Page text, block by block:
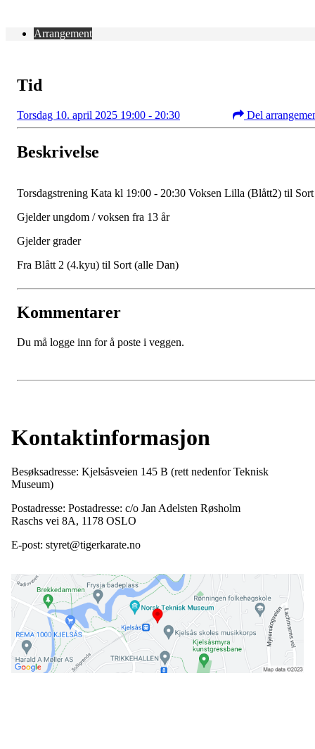
Arrangement
Tid
Torsdag 10. april 2025 19:00 - 20:30 Del
Beskrivelse
Torsdagstrening Kata kl 19:00 - 20:30 Voksen Lilla (Blått2) til Sort
Gjelder ungdom / voksen fra 13 år
Gjelder grader
Fra Blått 2 (4.kyu) til Sort (alle Dan)
Kommentarer
Du må logge inn for å poste i veggen.
Kontaktinformasjon
Besøksadresse: Kjelsåsveien 145 B (rett nedenfor Teknisk
Museum)
Postadresse: Postadresse: c/o Jan Adelsten Røsholm
Raschs vei 8A, 1178 OSLO
E-post: styret@tigerkarate.no